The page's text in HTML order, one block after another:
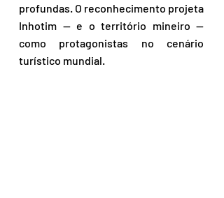
profundas. O reconhecimento projeta
Inhotim — e o território mineiro —
como protagonistas no cenário
turístico mundial.